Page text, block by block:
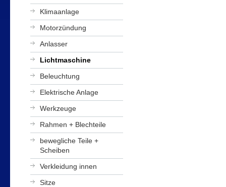
Klimaanlage
Motorzündung
Anlasser
Lichtmaschine
Beleuchtung
Elektrische Anlage
Werkzeuge
Rahmen + Blechteile
bewegliche Teile +
Scheiben
Verkleidung innen
Sitze